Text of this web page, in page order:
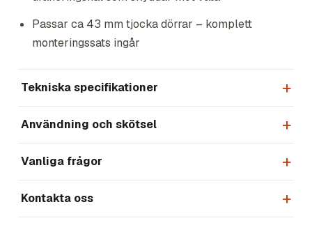
Passar ca 43 mm tjocka dörrar – komplett
monteringssats ingår
Tekniska specifikationer
Användning och skötsel
Vanliga frågor
Kontakta oss